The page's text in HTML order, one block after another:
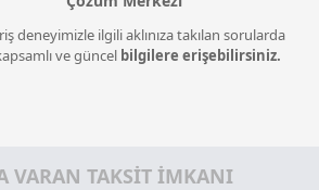
deneyimizle ilgili aklınıza takılan sorularda
ve güncel bilgilere erişebilirsiniz.
VARAN TAKSİT İMKANI